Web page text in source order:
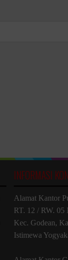
INFORMASI
Alamat Kantor
RT. 12 / RW. 05
Kec. Godean,
Istimewa